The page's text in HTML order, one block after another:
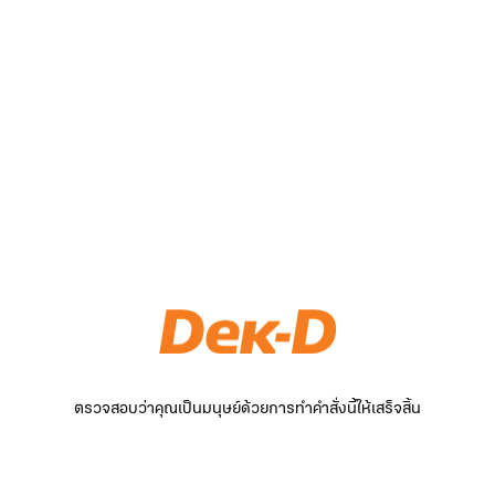
ตรวจสอบว่าคุณเป็นมนุษย์ด้วยการทำคำสั่งนี้ให้เสร็จสิ้น